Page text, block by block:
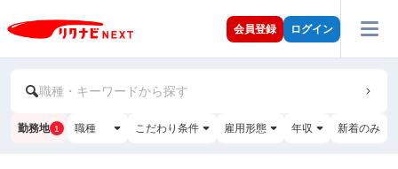
会員登録 ログイン
職種・キーワードから探す
勤務地 1 職種 こだわり条件 雇用形態 年収 新着のみ